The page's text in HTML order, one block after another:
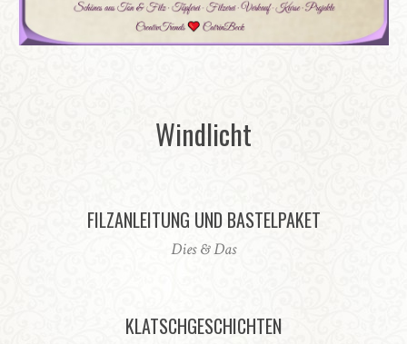
Windlicht
FILZANLEITUNG UND BASTELPAKET
Dies & Das
KLATSCHGESCHICHTEN